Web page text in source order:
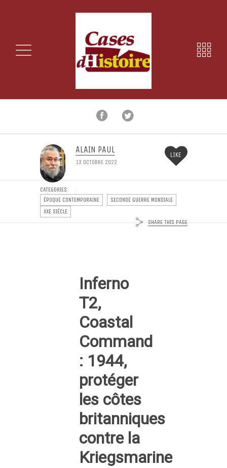
ALAIN PAUL
13 OCTOBRE 2022
LIKE
CATEGORIES:
ÉPOQUE CONTEMPORAINE
SECONDE GUERRE MONDIALE
XXE SIÈCLE
SHARE THIS PAGE
Inferno
T2,
Coastal
Command
: 1944,
protéger
les côtes
britanniques
contre la
Kriegsmarine